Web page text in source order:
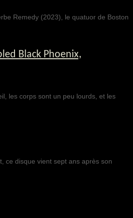
Remedy (2023), le quatuor de Boston
Black Phoenix,
les corps sont un peu lourds, et les
ce disque vient sept ans après son